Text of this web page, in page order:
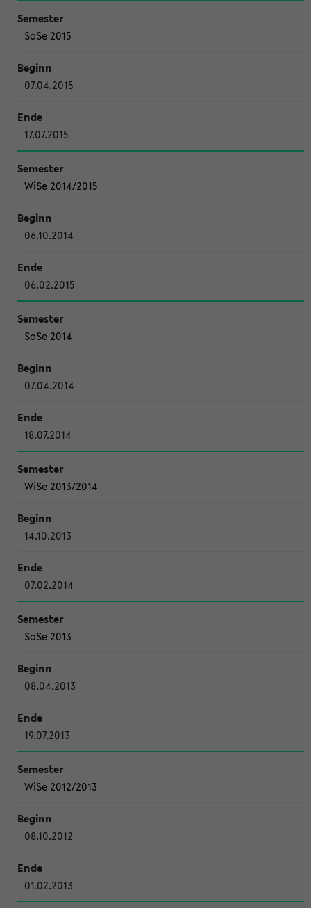
SoSe 2015
07.04.2015
17.07.2015
WiSe 2014/2015
06.10.2014
06.02.2015
SoSe 2014
07.04.2014
18.07.2014
WiSe 2013/2014
14.10.2013
07.02.2014
SoSe 2013
08.04.2013
19.07.2013
WiSe 2012/2013
08.10.2012
01.02.2013